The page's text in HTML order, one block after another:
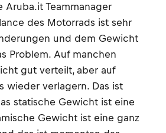
Teammanager
des Motorrads ist sehr
und dem Gewicht
Problem. Auf manchen
gut verteilt, aber auf
wieder verlagern. Das ist
statische Gewicht ist eine
Gewicht ist eine ganz